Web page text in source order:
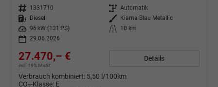
Fahrzeugnr. 1331710 Getriebe Automatik
Kraftstoff
Diesel Außenfarbe
Kiama Blau Metallic
Leistung
96 kW (131 PS) Kilometerstand
10 km
29.06.2026
27.470,– €
incl. 19% MwSt.
Details
Verbrauch kombiniert: 5,50 l/100km
CO -Klasse: E